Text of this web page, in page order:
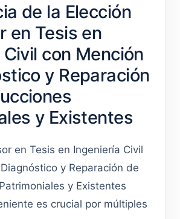
de la Elección
en Tesis en
con Mención
y Reparación
y Existentes
en Tesis en Ingeniería Civil
y Reparación de
y Existentes
es crucial por múltiples